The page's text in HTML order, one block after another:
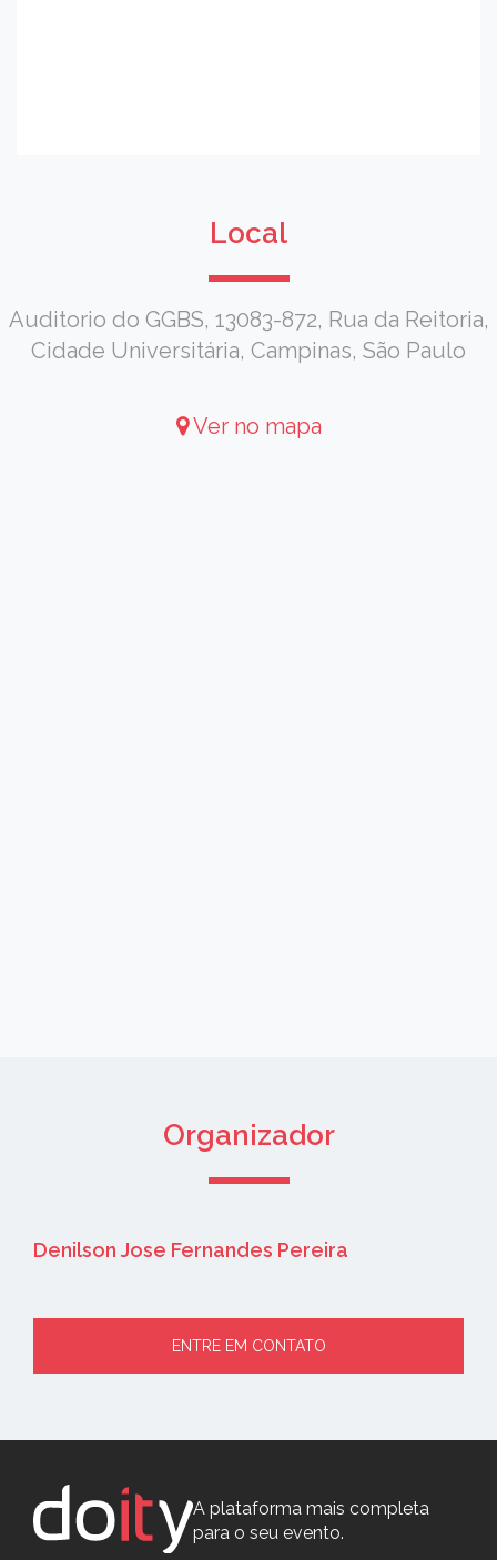
Local
Auditorio do GGBS, 13083-872, Rua da Reitoria,
Cidade Universitária, Campinas, São Paulo
Ver no mapa
Organizador
Denilson Jose Fernandes Pereira
ENTRE EM CONTATO
A plataforma mais completa
para o seu evento.